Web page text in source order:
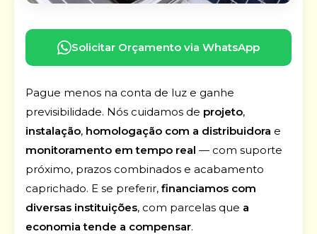
Solicitar Orçamento via WhatsApp
Pague menos na conta de luz e ganhe
previsibilidade. Nós cuidamos de projeto,
instalação, homologação com a distribuidora e
monitoramento em tempo real — com suporte
próximo, prazos combinados e acabamento
caprichado. E se preferir, financiamos com
diversas instituições, com parcelas que a
economia tende a compensar.